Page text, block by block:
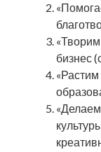
бизнес